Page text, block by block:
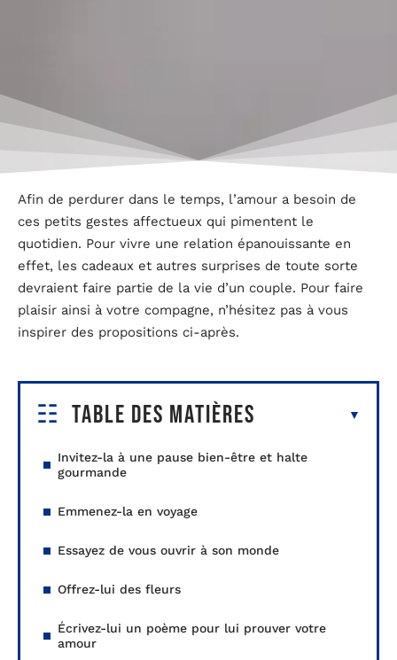
Afin de perdurer dans le temps, l’amour a besoin de
ces petits gestes affectueux qui pimentent le
quotidien. Pour vivre une relation épanouissante en
effet, les cadeaux et autres surprises de toute sorte
devraient faire partie de la vie d’un couple. Pour faire
plaisir ainsi à votre compagne, n’hésitez pas à vous
inspirer des propositions ci-après.
Table des matières
Invitez-la à une pause bien-être et halte
gourmande
Emmenez-la en voyage
Essayez de vous ouvrir à son monde
Offrez-lui des fleurs
Écrivez-lui un poème pour lui prouver votre
amour